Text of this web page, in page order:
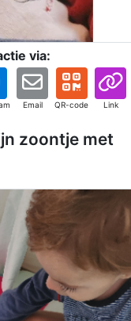
via:
Email QR-code Link
zoontje met